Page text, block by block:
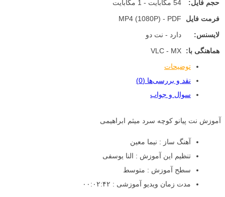
حجم فایل:
54 مگابایت - 1 مگابایت
فرمت فایل
MP4 (1080P) - PDF
لایسنس:
دارد - نت دو
هماهنگی با:
VLC - MX
توضیحات
نقد و بررسی‌ها (0)
سوال و جواب
آموزش نت پیانو کوچه سرد میثم ابراهیمی
آهنگ ساز : نیما معین
تنظیم این آموزش : النا یوسفی
سطح آموزش : متوسط
مدت زمان ویدیو آموزشی : ۰۰:۰۲:۴۲